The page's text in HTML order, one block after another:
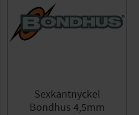
Sexkantnyckel
Bondhus 4,5mm